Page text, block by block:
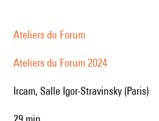
Ateliers du Forum
Ateliers du Forum 2024
Ircam, Salle Igor-Stravinsky (Paris)